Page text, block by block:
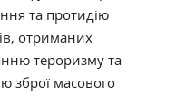
та протидію
отриманих
тероризму та
зброї масового